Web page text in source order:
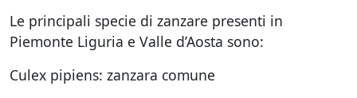
Le principali specie di zanzare presenti in
Piemonte Liguria e Valle d’Aosta sono:
Culex pipiens: zanzara comune